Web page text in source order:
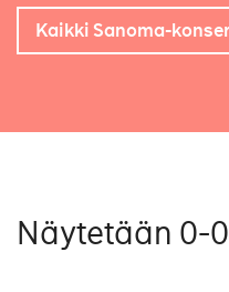
Kaikki Sanoma-
Näytetään 0-